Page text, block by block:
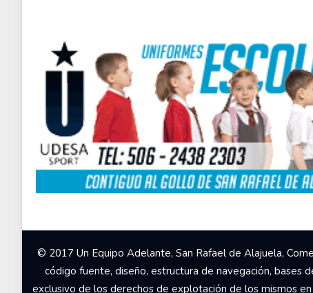
© 2017 Un Equipo Adelante, San Rafael de Alajuela,
código fuente, diseño, estructura de navegación,
exclusivo de los derechos de explotación de los mismos